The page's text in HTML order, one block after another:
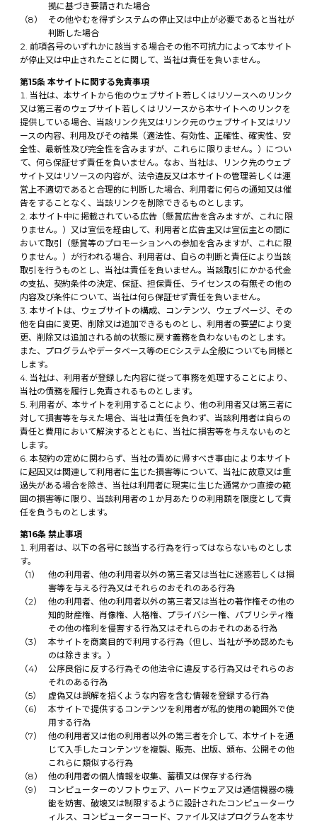
拠に基づき要請された場合
その他やむを得ずシステムの停止又は中止が必要であると当社が
判断した場合
前項各号のいずれかに該当する場合その他不可抗力によって本サイト
が停止又は中止されたことに関して、当社は責任を負いません。
第15条 本サイトに関する免責事項
当社は、本サイトから他のウェブサイト若しくはリソースへのリンク
又は第三者のウェブサイト若しくはリソースから本サイトへのリンクを
提供している場合、当該リンク先又はリンク元のウェブサイト又はリソ
ースの内容、利用及びその結果（適法性、有効性、正確性、確実性、安
全性、最新性及び完全性を含みますが、これらに限りません。）につい
て、何ら保証せず責任を負いません。なお、当社は、リンク先のウェブ
サイト又はリソースの内容が、法令違反又は本サイトの管理若しくは運
営上不適切であると合理的に判断した場合、利用者に何らの通知又は催
告をすることなく、当該リンクを削除できるものとします。
本サイト中に掲載されている広告（懸賞広告を含みますが、これに限
りません。）又は宣伝を経由して、利用者と広告主又は宣伝主との間に
おいて取引（懸賞等のプロモーションへの参加を含みますが、これに限
りません。）が行われる場合、利用者は、自らの判断と責任により当該
取引を行うものとし、当社は責任を負いません。当該取引にかかる代金
の支払、契約条件の決定、保証、担保責任、ライセンスの有無その他の
内容及び条件について、当社は何ら保証せず責任を負いません。
本サイトは、ウェブサイトの構成、コンテンツ、ウェブページ、その
他を自由に変更、削除又は追加できるものとし、利用者の要望により変
更、削除又は追加される前の状態に戻す義務を負わないものとします。
また、プログラムやデータベース等のECシステム全般についても同様と
します。
当社は、利用者が登録した内容に従って事務を処理することにより、
当社の債務を履行し免責されるものとします。
利用者が、本サイトを利用することにより、他の利用者又は第三者に
対して損害等を与えた場合、当社は責任を負わず、当該利用者は自らの
責任と費用において解決するとともに、当社に損害等を与えないものと
します。
本契約の定めに関わらず、当社の責めに帰すべき事由により本サイト
に起因又は関連して利用者に生じた損害等について、当社に故意又は重
過失がある場合を除き、当社は利用者に現実に生じた通常かつ直接の範
囲の損害等に限り、当該利用者の１か月あたりの利用額を限度として責
任を負うものとします。
第16条 禁止事項
利用者は、以下の各号に該当する行為を行ってはならないものとしま
す。
他の利用者、他の利用者以外の第三者又は当社に迷惑若しくは損
害等を与える行為又はそれらのおそれのある行為
他の利用者、他の利用者以外の第三者又は当社の著作権その他の
知的財産権、肖像権、人格権、プライバシー権、パブリシティ権
その他の権利を侵害する行為又はそれらのおそれのある行為
本サイトを商業目的で利用する行為（但し、当社が予め認めたも
のは除きます。）
公序良俗に反する行為その他法令に違反する行為又はそれらのお
それのある行為
虚偽又は誤解を招くような内容を含む情報を登録する行為
本サイトで提供するコンテンツを利用者が私的使用の範囲外で使
用する行為
他の利用者又は他の利用者以外の第三者を介して、本サイトを通
じて入手したコンテンツを複製、販売、出版、頒布、公開その他
これらに類似する行為
他の利用者の個人情報を収集、蓄積又は保存する行為
コンピューターのソフトウェア、ハードウェア又は通信機器の機
能を妨害、破壊又は制限するように設計されたコンピューターウ
ィルス、コンピューターコード、ファイル又はプログラムを本サ